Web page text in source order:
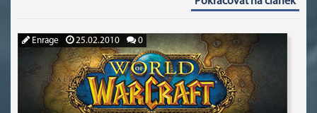
Enrage 25.02.2010 0